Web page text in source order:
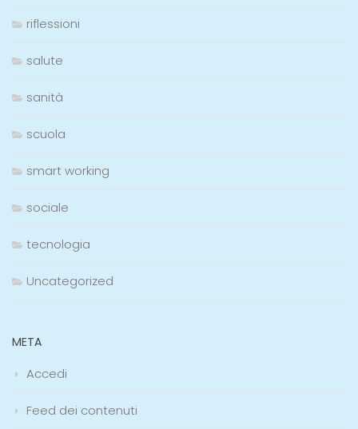
riflessioni
salute
sanità
scuola
smart working
sociale
tecnologia
Uncategorized
META
Accedi
Feed dei contenuti